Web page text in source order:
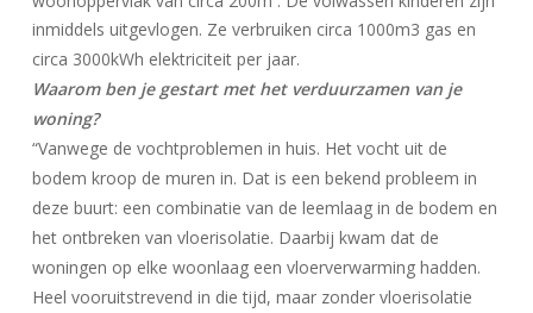
inmiddels uitgevlogen. Ze verbruiken circa 1000m3 gas en
circa 3000kWh elektriciteit per jaar.
Waarom ben je gestart met het verduurzamen van je
woning?
“Vanwege de vochtproblemen in huis. Het vocht uit de
bodem kroop de muren in. Dat is een bekend probleem in
deze buurt: een combinatie van de leemlaag in de bodem en
het ontbreken van vloerisolatie. Daarbij kwam dat de
woningen op elke woonlaag een vloerverwarming hadden.
Heel vooruitstrevend in die tijd, maar zonder vloerisolatie